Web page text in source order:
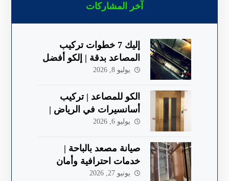
آخر المشاركات
إليك 7 خطوات تركيب
المصاعد بدقة | إلكو أفضل
شركة في الباحة
يوليو 8, 2026
الكو للمصاعد | تركيب
أسانسيرات في الرياض |
جودة وأمان 2026
يوليو 6, 2026
صيانة مصعد بالباحة |
خدمات احترافية وأمان
معتمد 2026 | ألكو
يونيو 27, 2026